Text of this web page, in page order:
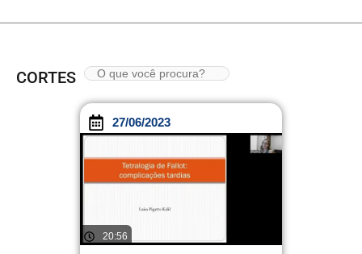
CORTES
27/06/2023
20:56